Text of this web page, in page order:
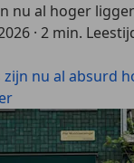
nu al hoger
· 2 min.
zijn nu al absurd